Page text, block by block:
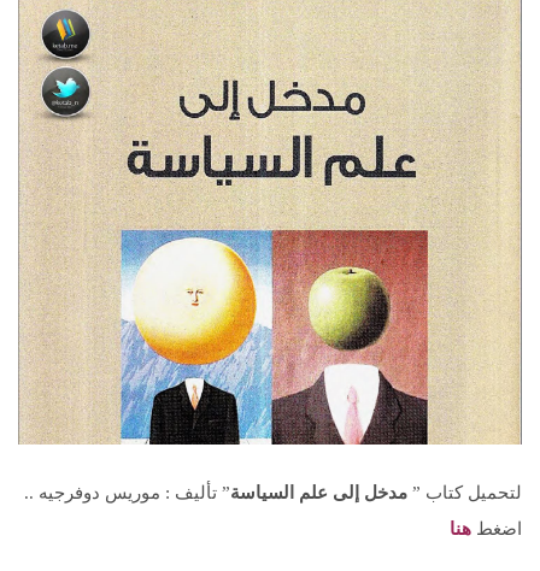
لتحميل كتاب ” مدخل إلى علم السياسة” تأليف : موريس دوفرجيه ..
اضغط هنا